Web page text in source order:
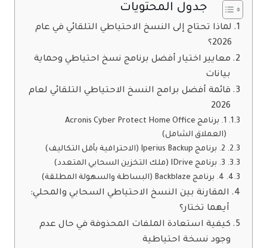
جدول المحتويات
لماذا تحتاج إلى النسخ الاحتياطي التلقائي في عام
2026؟
معايير اختيار أفضل برنامج نسخ احتياطي وحماية
بيانات
قائمة أفضل برامج النسخ الاحتياطي التلقائي لعام
2026
1. برنامج Acronis Cyber Protect Home Office
(العملاق الشامل)
2. برنامج Iperius Backup (الاحترافية بأقل التكاليف)
3. برنامج IDrive (ملك التخزين السحابي المتعدد)
4. برنامج Backblaze (البساطة والسهولة المطلقة)
المقارنة بين النسخ الاحتياطي السحابي والمحلي:
أيهما تختار؟
كيفية استعادة الملفات المحذوفة في حال عدم
وجود نسخة احتياطية